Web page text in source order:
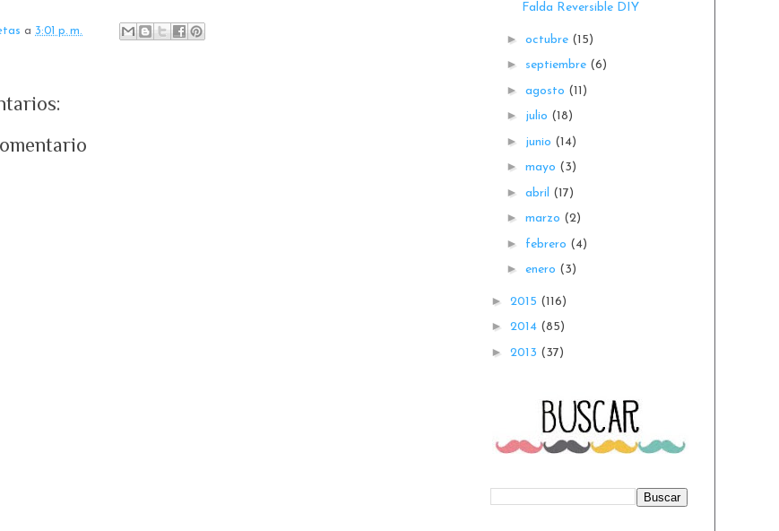
a 3:01 p. m.
Falda Reversible DIY
► octubre (15)
► septiembre (6)
► agosto (11)
► julio (18)
► junio (14)
► mayo (3)
► abril (17)
► marzo (2)
► febrero (4)
► enero (3)
► 2015 (116)
► 2014 (85)
► 2013 (37)